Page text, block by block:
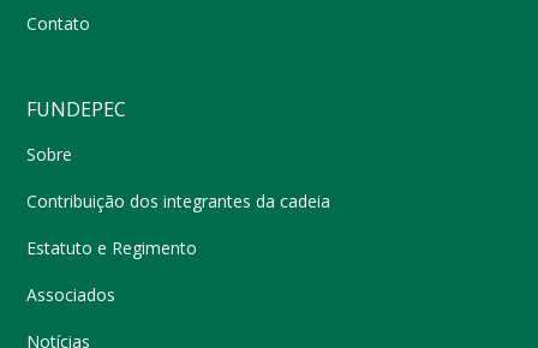
Contato
FUNDEPEC
Sobre
Contribuição dos integrantes da cadeia
Estatuto e Regimento
Associados
Notícias